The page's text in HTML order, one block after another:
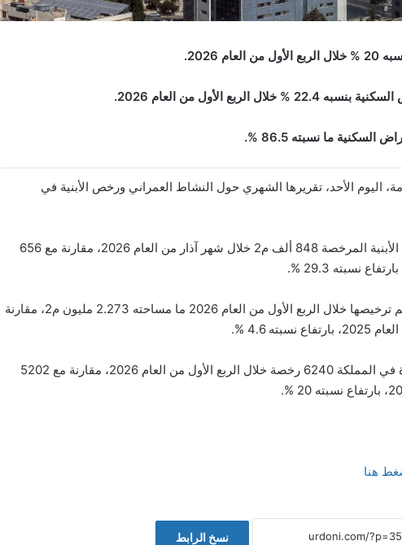
2026.
الأول من العام 2026.
ما نسبته 86.5 %.
اليوم الأحد، تقريرها الشهري حول النشاط العمراني ورخص الأبنية في
وبحسب التقرير، بلغ مجموع مساحات الأبنية المرخصة 848 ألف م2 خلال شهر آذار من العام 2026، مقارنة مع 656
كما بلغ مجموع مساحات الأبنية التي تم ترخيصها خلال الربع الأول من العام 2026 ما مساحته 2.273 مليون م2، مقارنة
وبلغ إجمالي عدد رخص الأبنية الصادرة في المملكة 6240 رخصة خلال الربع الأول من العام 2026، مقارنة مع 5202
هنا
نسخ الرابط